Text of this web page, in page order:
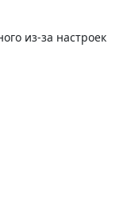
из-за настроек